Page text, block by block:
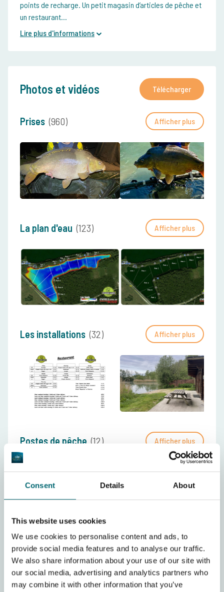
Consent Details About
This website uses cookies
We use cookies to personalise content and ads, to
provide social media features and to analyse our traffic.
We also share information about your use of our site with
our social media, advertising and analytics partners who
may combine it with other information that you’ve
points de recharge. Un petit magasin d’articles de pêche et
un restaurant...
Lire plus d'informations
Photos et vidéos Télécharger
Prises (960) Afficher plus
La plan d'eau (123) Afficher plus
Les installations (32) Afficher plus
Postes de pêche (12) Afficher plus
Hébergements (8) Afficher plus